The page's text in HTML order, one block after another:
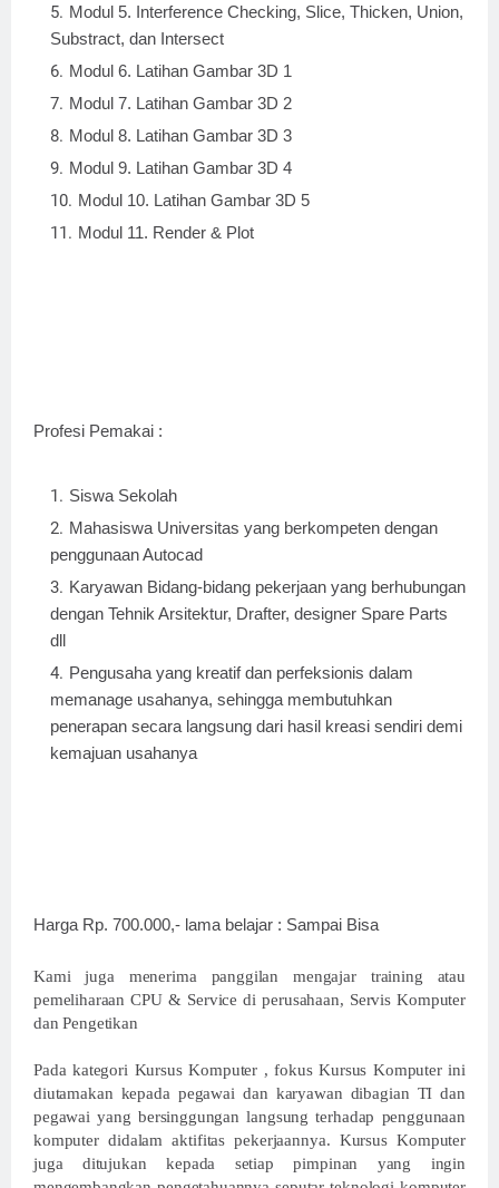
Modul 5. Interference Checking, Slice, Thicken, Union,
Substract, dan Intersect
Modul 6. Latihan Gambar 3D 1
Modul 7. Latihan Gambar 3D 2
Modul 8. Latihan Gambar 3D 3
Modul 9. Latihan Gambar 3D 4
Modul 10. Latihan Gambar 3D 5
Modul 11. Render & Plot
Profesi Pemakai :
Siswa Sekolah
Mahasiswa Universitas yang berkompeten dengan
penggunaan Autocad
Karyawan Bidang-bidang pekerjaan yang berhubungan
dengan Tehnik Arsitektur, Drafter, designer Spare Parts
dll
Pengusaha yang kreatif dan perfeksionis dalam
memanage usahanya, sehingga membutuhkan
penerapan secara langsung dari hasil kreasi sendiri demi
kemajuan usahanya
Harga Rp. 700.000,- lama belajar : Sampai Bisa
Kami juga menerima panggilan mengajar training atau
pemeliharaan CPU & Service di perusahaan, Servis Komputer
dan Pengetikan
Pada kategori Kursus Komputer , fokus Kursus Komputer ini
diutamakan kepada pegawai dan karyawan dibagian TI dan
pegawai yang bersinggungan langsung terhadap penggunaan
komputer didalam aktifitas pekerjaannya. Kursus Komputer
juga ditujukan kepada setiap pimpinan yang ingin